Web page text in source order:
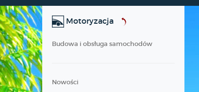
Motoryzacja
Budowa i obsługa samochodów
Nowości